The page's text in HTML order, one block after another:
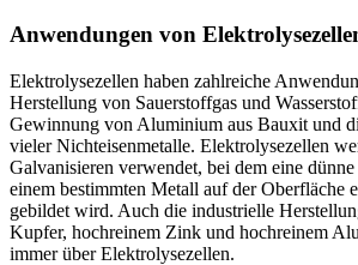
Anwendungen von
Elektrolysezellen haben zahlreiche
Herstellung von Sauerstoffgas und
Gewinnung von Aluminium aus Bauxit und
vieler Nichteisenmetalle. Elektrolysezellen
Galvanisieren verwendet, bei dem eine
einem bestimmten Metall auf der Oberfläche
gebildet wird. Auch die industrielle
Kupfer, hochreinem Zink und hochreinem
immer über Elektrolysezellen.